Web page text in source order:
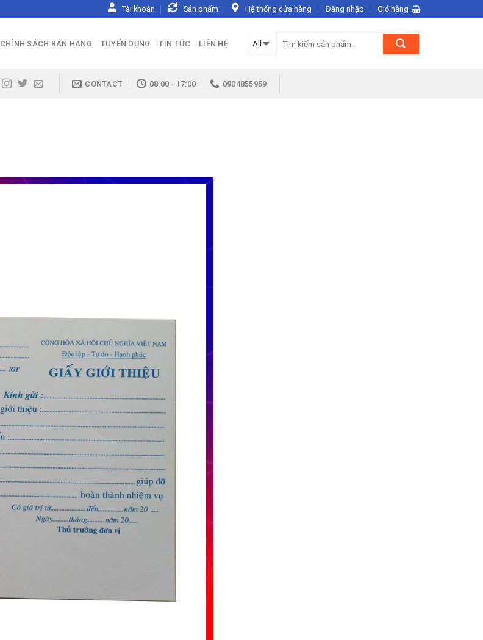
Tài khoản Sản phẩm Hệ thống cửa hàng Đăng nhập Giỏ hàng
CHÍNH SÁCH BÁN HÀNG TUYỂN DỤNG TIN TỨC LIÊN HỆ
CONTACT 08:00 - 17:00 0904855959